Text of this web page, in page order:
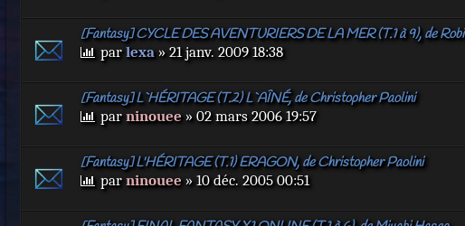
[Fantasy] CYCLE DES AVENTURIERS DE LA MER (T.1 à 9), de Robi
par lexa» 21 janv. 2009 18:38
[Fantasy] L`HÉRITAGE (T.2) L`AÎNÉ, de Christopher Paolini
par ninouee » 02 mars 2006 19:57
[Fantasy] L'HÉRITAGE (T.1) ERAGON, de Christopher Paolini
par ninouee » 10 déc. 2005 00:51